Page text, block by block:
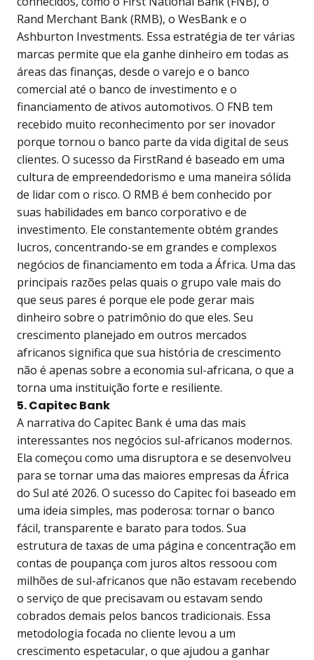
Rand Merchant Bank (RMB), o WesBank e o
Ashburton Investments. Essa estratégia de ter várias
marcas permite que ela ganhe dinheiro em todas as
áreas das finanças, desde o varejo e o banco
comercial até o banco de investimento e o
financiamento de ativos automotivos. O FNB tem
recebido muito reconhecimento por ser inovador
porque tornou o banco parte da vida digital de seus
clientes. O sucesso da FirstRand é baseado em uma
cultura de empreendedorismo e uma maneira sólida
de lidar com o risco. O RMB é bem conhecido por
suas habilidades em banco corporativo e de
investimento. Ele constantemente obtém grandes
lucros, concentrando-se em grandes e complexos
negócios de financiamento em toda a África. Uma das
principais razões pelas quais o grupo vale mais do
que seus pares é porque ele pode gerar mais
dinheiro sobre o patrimônio do que eles. Seu
crescimento planejado em outros mercados
africanos significa que sua história de crescimento
não é apenas sobre a economia sul-africana, o que a
torna uma instituição forte e resiliente.
5. Capitec Bank
A narrativa do Capitec Bank é uma das mais
interessantes nos negócios sul-africanos modernos.
Ela começou como uma disruptora e se desenvolveu
para se tornar uma das maiores empresas da África
do Sul até 2026. O sucesso do Capitec foi baseado em
uma ideia simples, mas poderosa: tornar o banco
fácil, transparente e barato para todos. Sua
estrutura de taxas de uma página e concentração em
contas de poupança com juros altos ressoou com
milhões de sul-africanos que não estavam recebendo
o serviço de que precisavam ou estavam sendo
cobrados demais pelos bancos tradicionais. Essa
metodologia focada no cliente levou a um
crescimento espetacular, o que ajudou a ganhar